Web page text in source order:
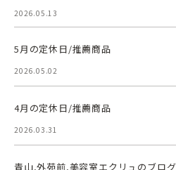
2026.05.13
5月の定休日/推薦商品
2026.05.02
4月の定休日/推薦商品
2026.03.31